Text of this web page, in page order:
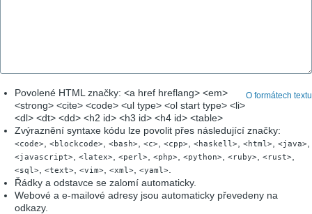
O formátech textu
Povolené HTML značky: <a href hreflang> <em>
<strong> <cite> <code> <ul type> <ol start type> <li>
<dl> <dt> <dd> <h2 id> <h3 id> <h4 id> <table>
Zvýraznění syntaxe kódu lze povolit přes následující značky:
<code> <blockcode> <bash> <c> <cpp> <haskell> <html> <java>
<javascript> <latex> <perl> <php> <python> <ruby> <rust>
<sql> <text> <vim> <xml> <yaml>
Řádky a odstavce se zalomí automaticky.
Webové a e-mailové adresy jsou automaticky převedeny na
odkazy.